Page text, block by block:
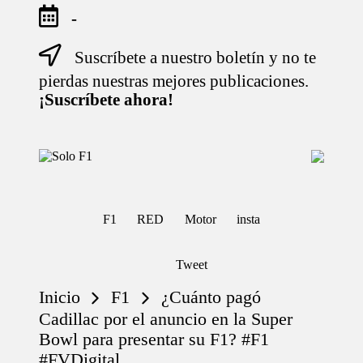
-
Suscríbete a nuestro boletín y no te
pierdas nuestras mejores publicaciones.
¡Suscríbete ahora!
S
Para
F1 RED Motor insta
Tweet
Inicio F1
¿Cuánto pagó
Cadillac por el anuncio en la Super
Bowl para presentar su F1? #F1